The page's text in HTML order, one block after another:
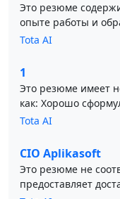
Это резюме
опыте работы и
Tota AI
1
Это резюме имеет
как: Хорошо
Tota AI
CIO Aplikasoft
Это резюме не
предоставляет